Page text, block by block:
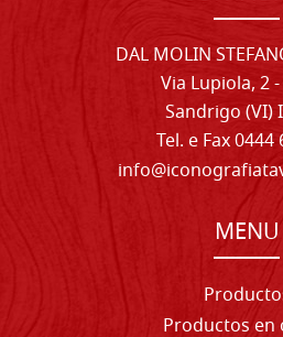
DAL MOLIN
Via Lupiola, 2
Sandrigo (VI)
Tel. e Fax 0444
MENU
Productos en